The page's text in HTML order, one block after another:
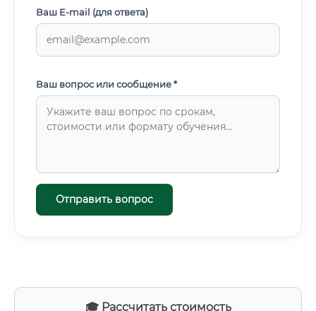
🎓 Рассчитать стоимость
Ваш E-mail (для ответа)
Ваш вопрос или сообщение *
Отправить вопрос